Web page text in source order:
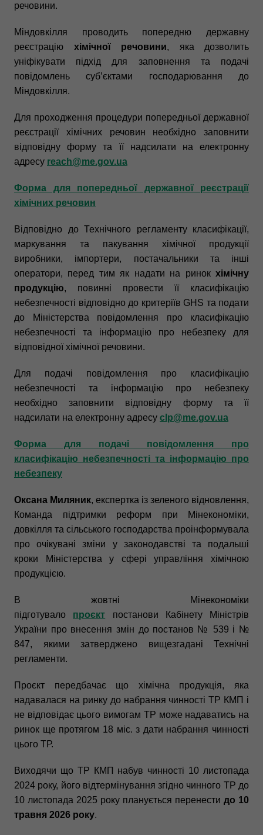
речовини.
Міндовкілля проводить попередню державну
реєстрацію хімічної речовини, яка дозволить
уніфікувати підхід для заповнення та подачі
повідомлень суб’єктами господарювання до
Міндовкілля.
Для проходження процедури попередньої державної
реєстрації хімічних речовин необхідно заповнити
відповідну форму та її надсилати на електронну
адресу reach@me.gov.ua
Форма для попередньої державної реєстрації
хімічних речовин
Відповідно до Технічного регламенту класифікації,
маркування та пакування хімічної продукції
виробники, імпортери, постачальники та інші
оператори, перед тим як надати на ринок хімічну
продукцію, повинні провести її класифікацію
небезпечності відповідно до критеріїв GHS та подати
до Міністерства повідомлення про класифікацію
небезпечності та інформацію про небезпеку для
відповідної хімічної речовини.
Для подачі повідомлення про класифікацію
небезпечності та інформацію про небезпеку
необхідно заповнити відповідну форму та її
надсилати на електронну адресу с lp@me.gov.ua
Форма для подачі повідомлення про
класифікацію небезпечності та інформацію про
небезпеку
Оксана Миляник, експертка із зеленого відновлення,
Команда підтримки реформ при Мінекономіки,
довкілля та сільського господарства проінформувала
про очікувані зміни у законодавстві та подальші
кроки Міністерства у сфері управління хімічною
продукцією.
В жовтні Мінекономіки
підготувало проєкт постанови Кабінету Міністрів
України про внесення змін до постанов № 539 і №
847, якими затверджено вищезгадані Технічні
регламенти.
Проєкт передбачає що хімічна продукція, яка
надавалася на ринку до набрання чинності ТР КМП і
не відповідає цього вимогам ТР може надаватись на
ринок ще протягом 18 міс. з дати набрання чинності
цього ТР.
Виходячи що ТР КМП набув чинності 10 листопада
2024 року, його відтермінування згідно чинного ТР до
10 листопада 2025 року планується перенести до 10
травня 2026 року.